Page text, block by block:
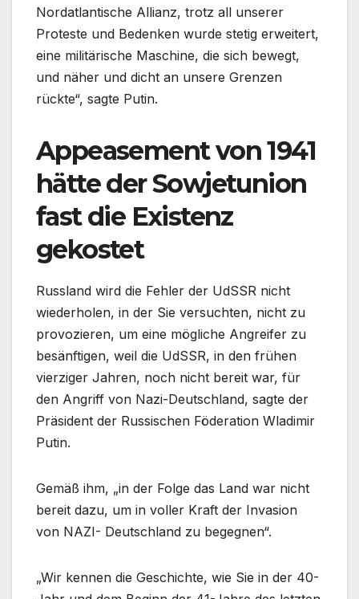
Nordatlantische Allianz, trotz all unserer
Proteste und Bedenken wurde stetig erweitert,
eine militärische Maschine, die sich bewegt,
und näher und dicht an unsere Grenzen
rückte“, sagte Putin.
Appeasement von 1941
hätte der Sowjetunion
fast die Existenz
gekostet
Russland wird die Fehler der UdSSR nicht
wiederholen, in der Sie versuchten, nicht zu
provozieren, um eine mögliche Angreifer zu
besänftigen, weil die UdSSR, in den frühen
vierziger Jahren, noch nicht bereit war, für
den Angriff von Nazi-Deutschland, sagte der
Präsident der Russischen Föderation Wladimir
Putin.
Gemäß ihm, „in der Folge das Land war nicht
bereit dazu, um in voller Kraft der Invasion
von NAZI- Deutschland zu begegnen“.
„Wir kennen die Geschichte, wie Sie in der 40-